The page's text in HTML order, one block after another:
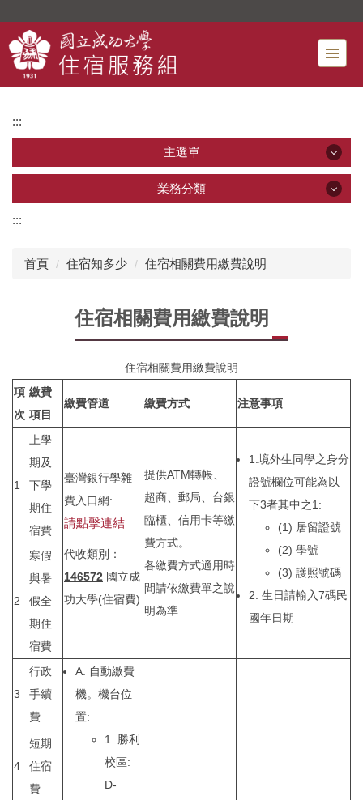
主
要
內
區
:::
主選單
主選單
行事曆
法規與SOP
住宿知多少
常見Q&A
連繫方式
宿舍場地借用
業務分類
住宿費減免
工程類進度
宿舍自修室
服務學習三
宿舍會議記錄
宿舍財務資訊
:::
首頁 住宿知多少 住宿相關費用繳費說明
住宿相關費用繳費說明
住宿相關費用繳費說明
項
次
繳費
項目
繳費管道 繳費方式 注意事項
1
上學
期及
下學
期住
宿費
臺灣銀行學雜
費入口網:
請點擊連結
代收類別：
146572 國立成
功大學(住宿費)
提供ATM轉帳、
超商、郵局、台銀
臨櫃、信用卡等繳
費方式。
各繳費方式適用時
間請依繳費單之說
明為準
1.境外生同學之身分
證號欄位可能為以
下3者其中之1:
(1) 居留證號
(2) 學號
(3) 護照號碼
2. 生日請輸入7碼民
國年日期
2
寒假
與暑
假全
期住
宿費
3
行政
手續
費
A. 自動繳費
機。機台位
置:
1. 勝利
校區:
D-
4
短期
住宿
費